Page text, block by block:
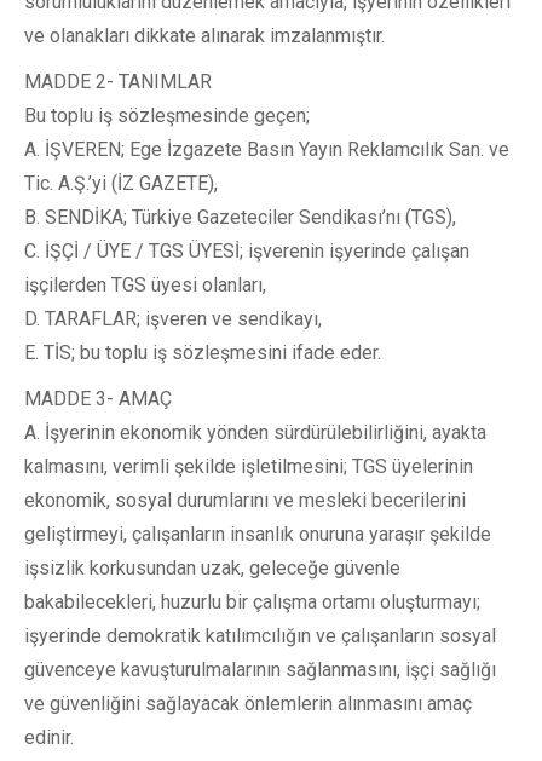
ve olanakları dikkate alınarak imzalanmıştır.
MADDE 2- TANIMLAR
Bu toplu iş sözleşmesinde geçen;
A. İŞVEREN; Ege İzgazete Basın Yayın Reklamcılık San. ve
Tic. A.Ş.’yi (İZ GAZETE),
B. SENDİKA; Türkiye Gazeteciler Sendikası’nı (TGS),
C. İŞÇİ / ÜYE / TGS ÜYESİ; işverenin işyerinde çalışan
işçilerden TGS üyesi olanları,
D. TARAFLAR; işveren ve sendikayı,
E. TİS; bu toplu iş sözleşmesini ifade eder.
MADDE 3- AMAÇ
A. İşyerinin ekonomik yönden sürdürülebilirliğini, ayakta
kalmasını, verimli şekilde işletilmesini; TGS üyelerinin
ekonomik, sosyal durumlarını ve mesleki becerilerini
geliştirmeyi, çalışanların insanlık onuruna yaraşır şekilde
işsizlik korkusundan uzak, geleceğe güvenle
bakabilecekleri, huzurlu bir çalışma ortamı oluşturmayı;
işyerinde demokratik katılımcılığın ve çalışanların sosyal
güvenceye kavuşturulmalarının sağlanmasını, işçi sağlığı
ve güvenliğini sağlayacak önlemlerin alınmasını amaç
edinir.